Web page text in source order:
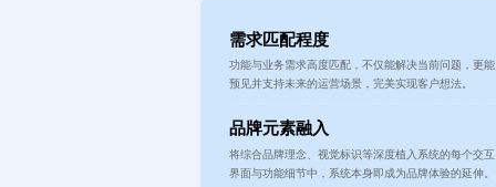
需求匹配程度
功能与业务需求高度匹配，不仅能解决当前问题，更能
预见并支持未来的运营场景，完美实现客户想法。
品牌元素融入
将综合品牌理念、视觉标识等深度植入系统的每个交互
界面与功能细节中，系统本身即成为品牌体验的延伸。